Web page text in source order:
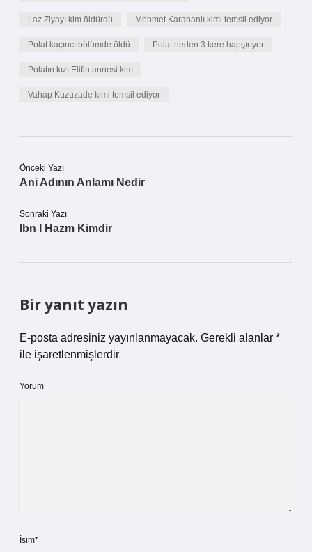
Laz Ziyayı kim öldürdü Mehmet Karahanlı kimi temsil ediyor
Polat kaçıncı bölümde öldü Polat neden 3 kere hapşırıyor
Polatın kızı Elifin annesi kim
Vahap Kuzuzade kimi temsil ediyor
Önceki Yazı
Ani Adının Anlamı Nedir
Sonraki Yazı
Ibn I Hazm Kimdir
Bir yanıt yazın
E-posta adresiniz yayınlanmayacak. Gerekli alanlar *
ile işaretlenmişlerdir
Yorum
İsim*